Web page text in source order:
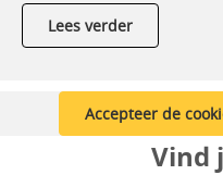
Lees verder
Accepteer de
Vind